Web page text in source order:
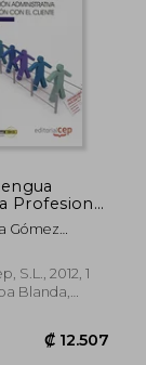
Profesional
en la
con el
Gómez
S.L., 2012, 1
Blanda,